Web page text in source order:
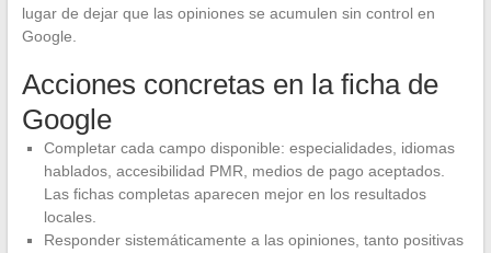
lugar de dejar que las opiniones se acumulen sin control en
Google.
Acciones concretas en la ficha de
Google
Completar cada campo disponible: especialidades, idiomas
hablados, accesibilidad PMR, medios de pago aceptados.
Las fichas completas aparecen mejor en los resultados
locales.
Responder sistemáticamente a las opiniones, tanto positivas